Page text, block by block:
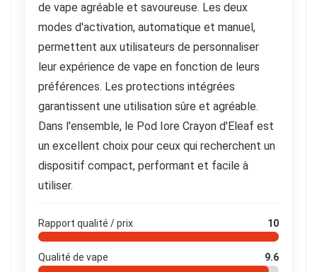
de vape agréable et savoureuse. Les deux
modes d'activation, automatique et manuel,
permettent aux utilisateurs de personnaliser
leur expérience de vape en fonction de leurs
préférences. Les protections intégrées
garantissent une utilisation sûre et agréable.
Dans l'ensemble, le Pod Iore Crayon d'Eleaf est
un excellent choix pour ceux qui recherchent un
dispositif compact, performant et facile à
utiliser.
Rapport qualité / prix 10
Qualité de vape 9.6